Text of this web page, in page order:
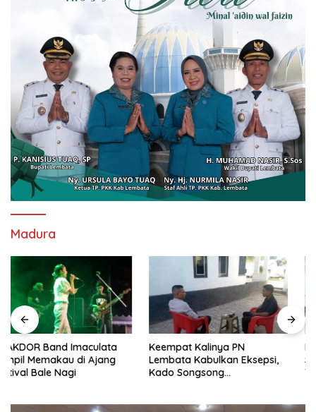
Madura
Keempat Kalinya PN
Lembata Kabulkan Eksepsi,
Kado Songsong
Lepas Persebata U-17 ke
Soeratin Cup, Wakil Bupati
Titip Harapan dan Harga Diri